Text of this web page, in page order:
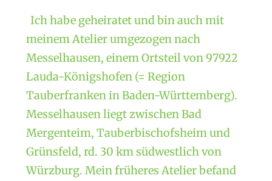
Ich habe geheiratet und bin auch mit
meinem Atelier umgezogen nach
Messelhausen, einem Ortsteil von 97922
Lauda-Königshofen (= Region
Tauberfranken in Baden-Württemberg).
Messelhausen liegt zwischen Bad
Mergenteim, Tauberbischofsheim und
Grünsfeld, rd. 30 km südwestlich von
Würzburg. Mein früheres Atelier befand